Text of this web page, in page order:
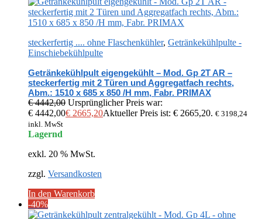
steckerfertig .... ohne Flaschenkühler, Getränkekühlpulte -
Einschiebekühlpulte
Getränkekühlpult eigengekühlt – Mod. Gp 2T AR –
steckerfertig mit 2 Türen und Aggregatfach rechts,
Abm.: 1510 x 685 x 850 /H mm, Fabr. PRIMAX
€4442,00 Ursprünglicher Preis war:
€ 4442,00€ 2665,20Aktueller Preis ist: € 2665,20. € 3198,24
inkl. MwSt
Lagernd
exkl. 20 % MwSt.
zzgl. Versandkosten
In den Warenkorb
-40%